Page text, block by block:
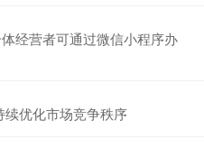
经营者可通过微信小程序办
优化市场竞争秩序